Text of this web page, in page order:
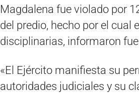
Magdalena fue violado por
del predio, hecho por el cual
disciplinarias, informaron
«El Ejército manifiesta su
autoridades judiciales y su